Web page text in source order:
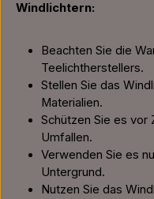
Windlichtern:
Beachten Sie die
Teelichtherstellers.
Stellen Sie das
Materialien.
Schützen Sie es vor
Umfallen.
Verwenden Sie es
Untergrund.
Nutzen Sie das